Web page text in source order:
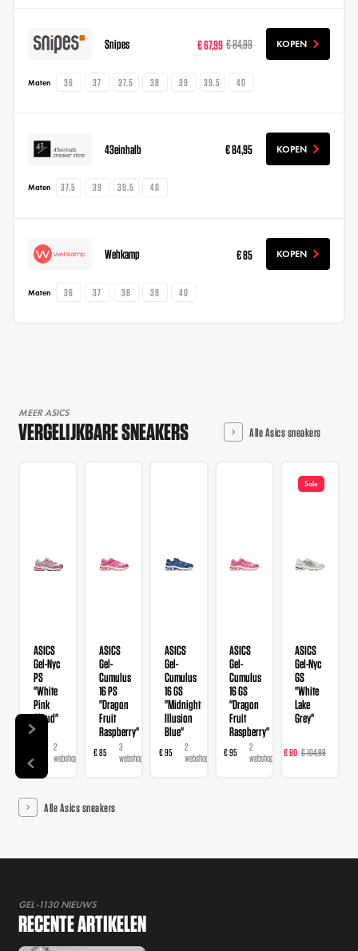
Snipes € 67,99 € 84,99 KOPEN
Maten 36 37 37.5 38 39 39.5 40
43einhalb € 84,95 KOPEN
Maten 37.5 39 39.5 40
Wehkamp € 85 KOPEN
Maten 36 37 38 39 40
MEER ASICS
VERGELIJKBARE SNEAKERS Alle Asics sneakers
ASICS
Gel-Nyc
PS
"White
Pink
Cloud"
2
webshops
ASICS
Gel-
Cumulus
16 PS
"Dragon
Fruit
Raspberry"
€ 85
3
webshops
ASICS
Gel-
Cumulus
16 GS
"Midnight
Illusion
Blue"
€ 95
2
webshops
ASICS
Gel-
Cumulus
16 GS
"Dragon
Fruit
Raspberry"
€ 95
2
webshops
Sale
ASICS
Gel-Nyc
GS
"White
Lake
Grey"
€ 80 € 104,99
Alle Asics sneakers
GEL-1130 NIEUWS
RECENTE ARTIKELEN